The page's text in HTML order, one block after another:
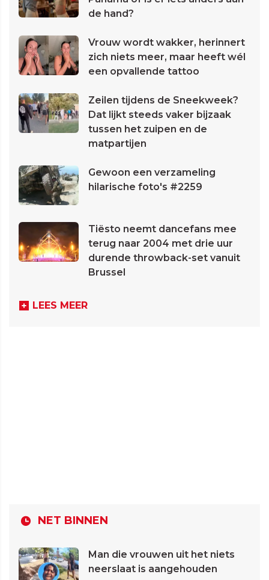
de hand?
Vrouw wordt wakker, herinnert
zich niets meer, maar heeft wél
een opvallende tattoo
Zeilen tijdens de Sneekweek?
Dat lijkt steeds vaker bijzaak
tussen het zuipen en de
matpartijen
Gewoon een verzameling
hilarische foto's #2259
Tiësto neemt dancefans mee
terug naar 2004 met drie uur
durende throwback-set vanuit
Brussel
LEES MEER
NET BINNEN
Man die vrouwen uit het niets
neerslaat is aangehouden